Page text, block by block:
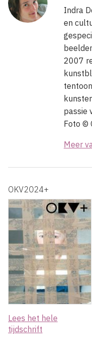
Indra
en
2007
passie
Foto ©
Meer
OKV2024+
Lees het hele
tijdschrift